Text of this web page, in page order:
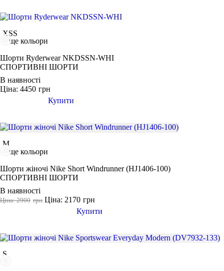
Колір
Показати більше
Розмір взуття
Ryderwear
АКСЕСУАРИ
білі футболки чоловічі
XSS
ще кольори
Шорти Ryderwear NKDSSN-WHI
СПОРТИВНІ ШОРТИ
В наявності
грн
Ціна: 4450
Купити
M
ще кольори
Шорти жіночі Nike Short Windrunner (HJ1406-100)
СПОРТИВНІ ШОРТИ
В наявності
грн
Ціна: 2900 грн
Ціна: 2170
Купити
S